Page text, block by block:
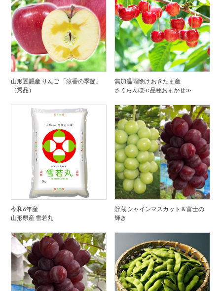
山形置賜産 りんご 「涼香の季節」
（秀品）
無加温雨除け おきたま産
さくらんぼ≪品種おまかせ≫
令和6年産
山形県産 雪若丸
貯蔵 シャインマスカット＆富士の
輝き